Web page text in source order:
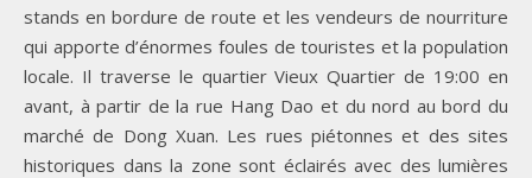
stands en bordure de route et les vendeurs de nourriture
qui apporte d’énormes foules de touristes et la population
locale. Il traverse le quartier Vieux Quartier de 19:00 en
avant, à partir de la rue Hang Dao et du nord au bord du
marché de Dong Xuan. Les rues piétonnes et des sites
historiques dans la zone sont éclairés avec des lumières